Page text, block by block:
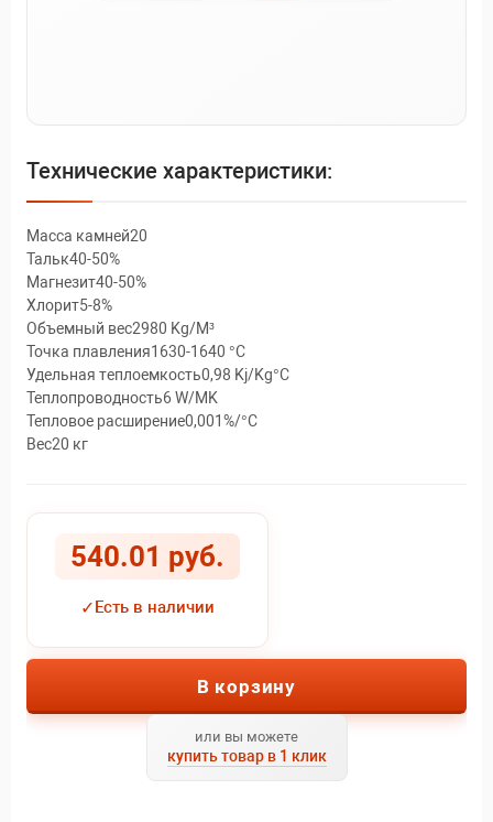
Технические характеристики:
Масса камней20
Тальк40-50%
Магнезит40-50%
Хлорит5-8%
Объемный вес2980 Kg/M³
Точка плавления1630-1640 °С
Удельная теплоемкость0,98 Kj/Kg°C
Теплопроводность6 W/MK
Тепловое расширение0,001%/°C
Вес20 кг
540.01 руб.
✓Есть в наличии
В корзину
или вы можете
купить товар в 1 клик